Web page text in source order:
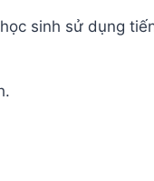
sinh sử dụng